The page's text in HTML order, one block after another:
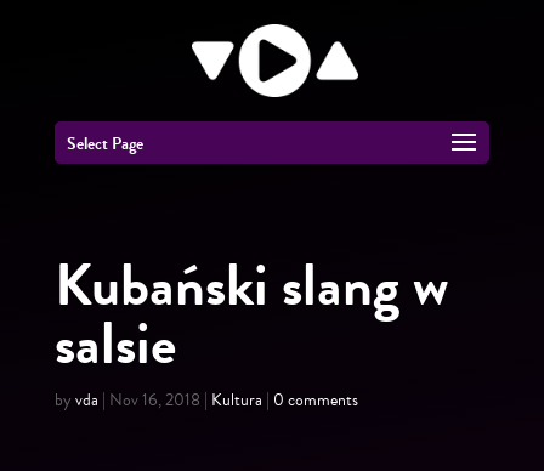
Select Page
Kubański slang w
salsie
byvda | Nov 16, 2018 | Kultura | 0 comments